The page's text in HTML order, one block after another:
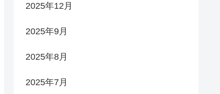
2025年12月
2025年9月
2025年8月
2025年7月